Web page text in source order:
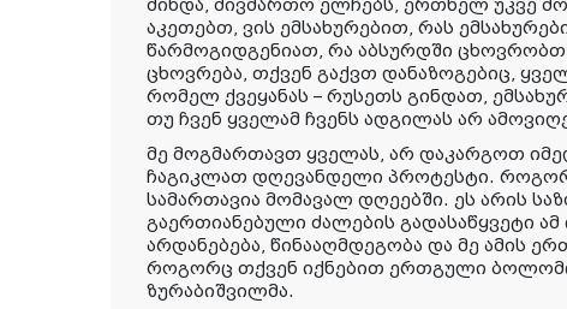
მინდა, მივმართო ელჩებს, ერთხელ უკვე
აკეთებთ, ვის ემსახურებით, რას
წარმოგიდგენიათ, რა აბსურდში
ცხოვრება, თქვენ გაქვთ დანაზოგებიც,
რომელ ქვეყანას – რუსეთს გინდათ,
თუ ჩვენ ყველამ ჩვენს ადგილას არ
მე მოგმართავთ ყველას, არ დაკარგოთ
ჩაგიკლათ დღევანდელი პროტესტი.
სამართავია მომავალ დღეებში. ეს არის
გაერთიანებული ძალების გადასაწყვეტი ამ
არდანებება, წინააღმდეგობა და მე ამის
როგორც თქვენ იქნებით ერთგული
ზურაბიშვილმა.